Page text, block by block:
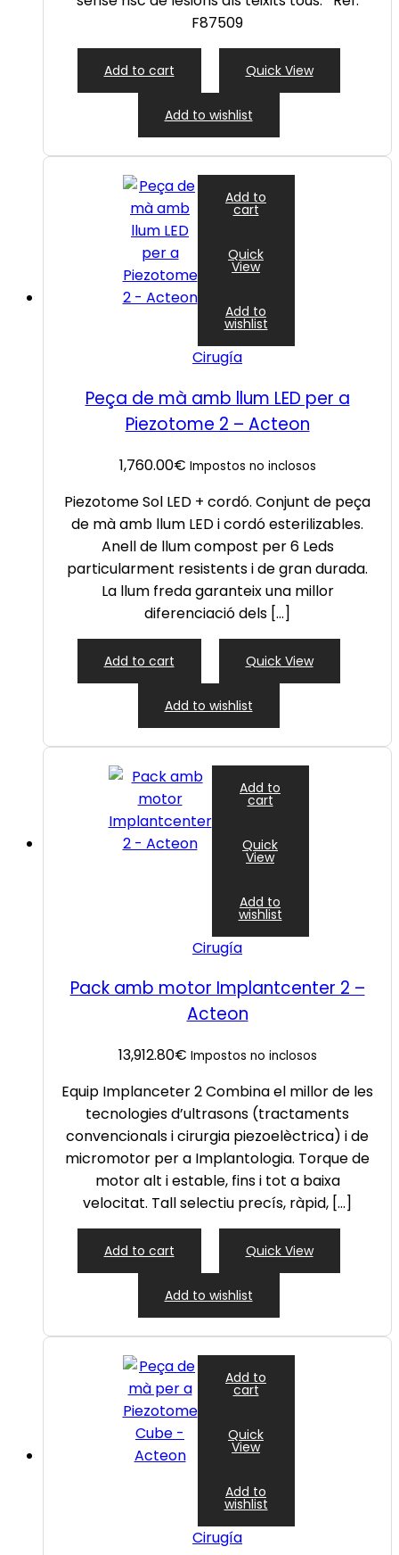
F87509
Add to cart Quick View
Add to wishlist
Add to
cart
Quick
View
Add to
wishlist
Cirugía
Peça de mà amb llum LED per a
Piezotome 2 – Acteon
1,760.00€ Impostos no inclosos
Piezotome Sol LED + cordó. Conjunt de peça
de mà amb llum LED i cordó esterilizables.
Anell de llum compost per 6 Leds
particularment resistents i de gran durada.
La llum freda garanteix una millor
diferenciació dels […]
Add to cart Quick View
Add to wishlist
Add to
cart
Quick
View
Add to
wishlist
Cirugía
Pack amb motor Implantcenter 2 –
Acteon
13,912.80€ Impostos no inclosos
Equip Implanceter 2 Combina el millor de les
tecnologies d’ultrasons (tractaments
convencionals i cirurgia piezoelèctrica) i de
micromotor per a Implantologia. Torque de
motor alt i estable, fins i tot a baixa
velocitat. Tall selectiu precís, ràpid, […]
Add to cart Quick View
Add to wishlist
Add to
cart
Quick
View
Add to
wishlist
Cirugía